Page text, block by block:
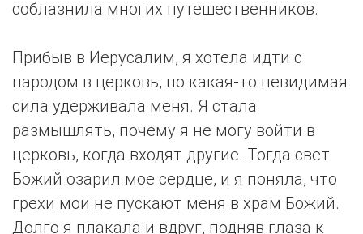
соблазнила многих путешественников.
Прибыв в Иерусалим, я хотела идти с
народом в церковь, но какая-то невидимая
сила удерживала меня. Я стала
размышлять, почему я не могу войти в
церковь, когда входят другие. Тогда свет
Божий озарил мое сердце, и я поняла, что
грехи мои не пускают меня в храм Божий.
Долго я плакала и вдруг, подняв глаза к